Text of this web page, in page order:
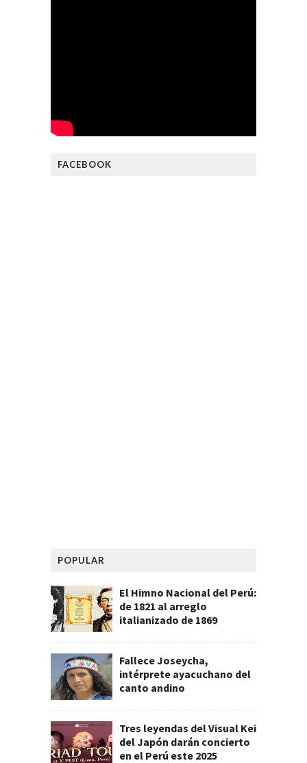
FACEBOOK
POPULAR
El Himno Nacional del Perú:
de 1821 al arreglo
italianizado de 1869
Fallece Joseycha,
intérprete ayacuchano del
canto andino
Tres leyendas del Visual Kei
del Japón darán concierto
en el Perú este 2025